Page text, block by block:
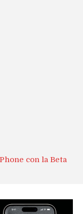
con la Beta